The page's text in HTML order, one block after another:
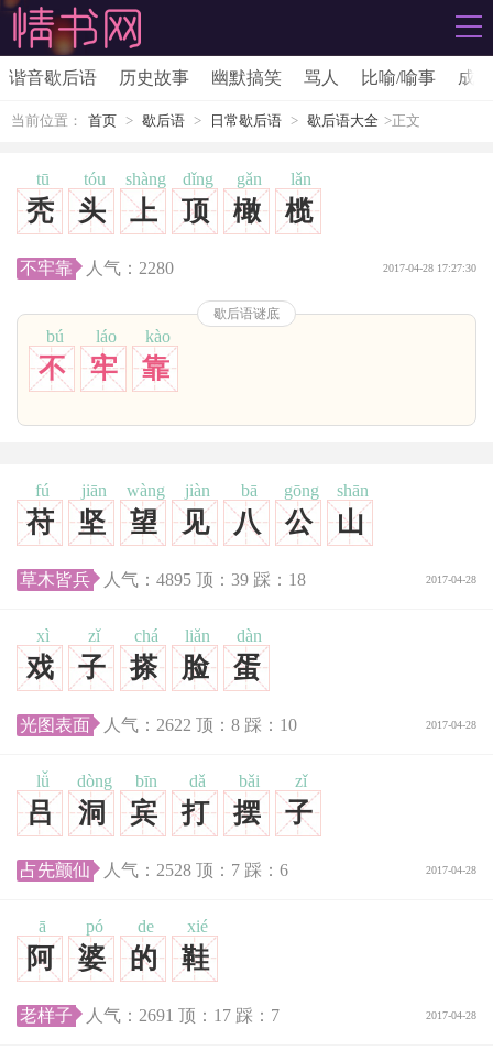
谐音歇后语 历史故事 幽默搞笑 骂人 比喻/喻事 成语
当前位置： 首页 > 歇后语 > 日常歇后语 > 歇后语大全 >正文
秃
tū
头
tóu
上
shàng
顶
dǐng
橄
gǎn
榄
lǎn
2017-04-28 17:27:30
不牢靠 人气： 2280
歇后语谜底
不
bú
牢
láo
靠
kào
苻
fú
坚
jiān
望
wàng
见
jiàn
八
bā
公
gōng
山
shān
2017-04-28
草木皆兵 人气： 4895 顶： 39 踩： 18
戏
xì
子
zǐ
搽
chá
脸
liǎn
蛋
dàn
2017-04-28
光图表面 人气： 2622 顶： 8 踩： 10
吕
lǚ
洞
dòng
宾
bīn
打
dǎ
摆
bǎi
子
zǐ
2017-04-28
占先颤仙 人气： 2528 顶： 7 踩： 6
阿
ā
婆
pó
的
de
鞋
xié
2017-04-28
老样子 人气： 2691 顶： 17 踩： 7